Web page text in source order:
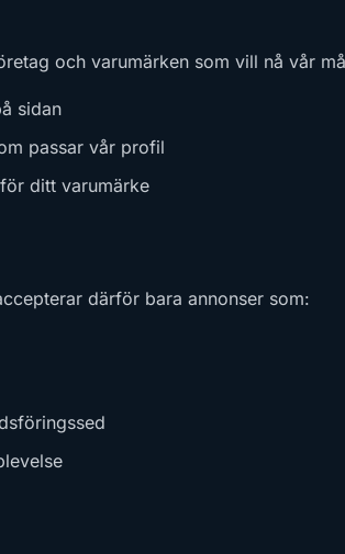
och varumärken som vill nå vår
sidan
passar vår profil
ditt varumärke
därför bara annonser som: